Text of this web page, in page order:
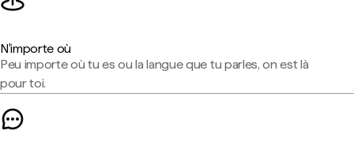
N'importe où
Peu importe où tu es ou la langue que tu parles, on est là
pour toi.